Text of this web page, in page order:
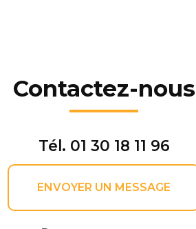
Contactez-nous
Tél. 01 30 18 11 96
ENVOYER UN MESSAGE